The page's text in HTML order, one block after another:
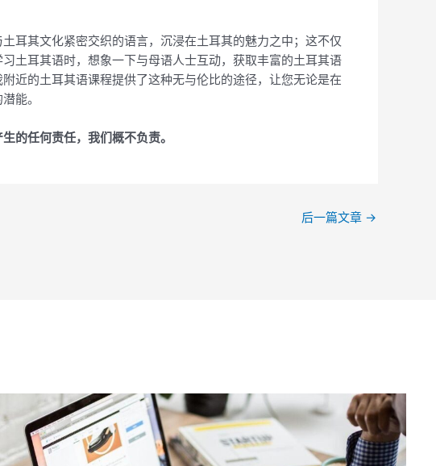
耳其文化紧密交织的语言，沉浸在土耳其的魅力之中；这不仅
土耳其语时，想象一下与母语人士互动，获取丰富的土耳其语
近的土耳其语课程提供了这种无与伦比的途径，让您无论是在
能。
的任何责任，我们概不负责。
后一篇文章 →